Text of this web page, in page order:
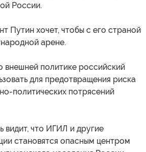
России.
Путин хочет, чтобы с его страной
арене.
внешней политике российский
для предотвращения риска
политических потрясений
видит, что ИГИЛ и другие
становятся опасным центром